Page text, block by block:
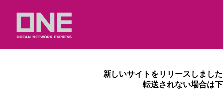
新しいサイトをリリースしまし
転送されない場合は